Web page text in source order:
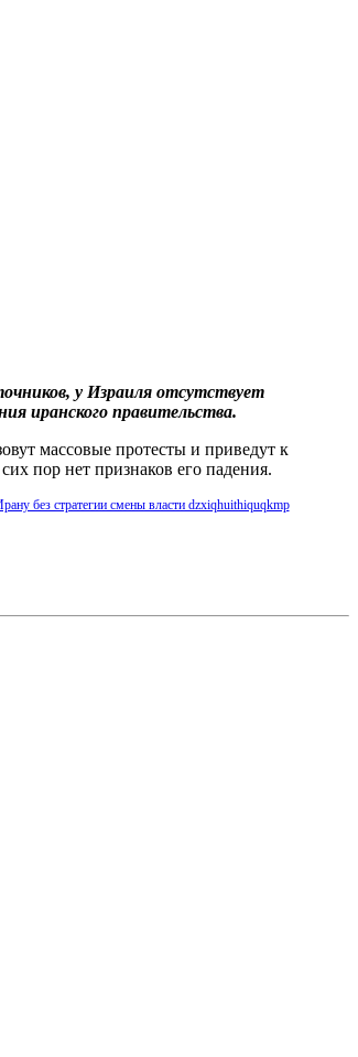
у Израиля отсутствует
иранского правительства.
массовые протесты и приведут к
пор нет признаков его падения.